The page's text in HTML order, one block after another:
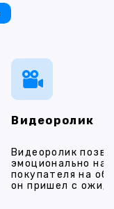
Видеоролик
Видеоролик
эмоционально
покупателя на
он пришел с